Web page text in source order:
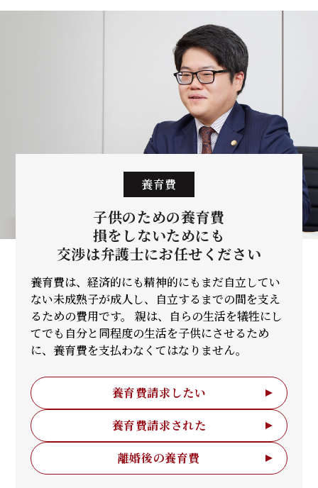
養育費
子供のための養育費
損をしないためにも
交渉は弁護士にお任せください
養育費は、経済的にも精神的にもまだ自立してい
ない未成熟子が成人し、自立するまでの間を支え
るための費用です。 親は、自らの生活を犠牲にし
てでも自分と同程度の生活を子供にさせるため
に、養育費を支払わなくてはなりません。
養育費請求したい
養育費請求された
離婚後の養育費